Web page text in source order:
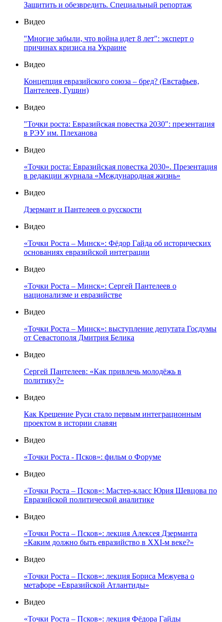
Защитить и обезвредить. Специальный репортаж
Видео
"Многие забыли, что война идет 8 лет": эксперт о
причинах кризиса на Украине
Видео
Концепция евразийского союза – бред? (Евстафьев,
Пантелеев, Гущин)
Видео
"Точки роста: Евразийская повестка 2030": презентация
в РЭУ им. Плеханова
Видео
«Точки роста: Евразийская повестка 2030». Презентация
в редакции журнала «Международная жизнь»
Видео
Дзермант и Пантелеев о русскости
Видео
«Точки Роста – Минск»: Фёдор Гайда об исторических
основаниях евразийской интеграции
Видео
«Точки Роста – Минск»: Сергей Пантелеев о
национализме и евразийстве
Видео
«Точки Роста – Минск»: выступление депутата Госдумы
от Севастополя Дмитрия Белика
Видео
Сергей Пантелеев: «Как привлечь молодёжь в
политику?»
Видео
Как Крещение Руси стало первым интеграционным
проектом в истории славян
Видео
«Точки Роста - Псков»: фильм о Форуме
Видео
«Точки Роста – Псков»: Мастер-класс Юрия Шевцова по
Евразийской политической аналитике
Видео
«Точки Роста – Псков»: лекция Алексея Дзерманта
«Каким должно быть евразийство в XXI-м веке?»
Видео
«Точки Роста – Псков»: лекция Бориса Межуева о
метафоре «Евразийской Атлантиды»
Видео
«Точки Роста – Псков»: лекция Фёдора Гайды